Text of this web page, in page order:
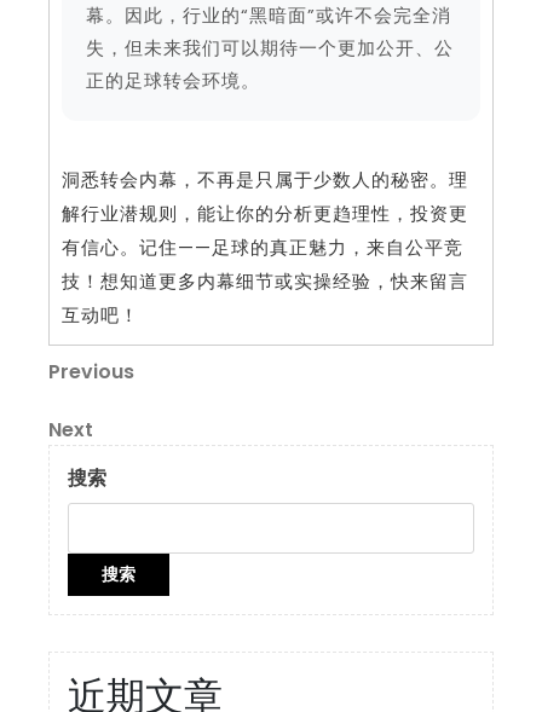
幕。因此，行业的“黑暗面”或许不会完全消
失，但未来我们可以期待一个更加公开、公
正的足球转会环境。
洞悉转会内幕，不再是只属于少数人的秘密。理
解行业潜规则，能让你的分析更趋理性，投资更
有信心。记住——足球的真正魅力，来自公平竞
技！想知道更多内幕细节或实操经验，快来留言
互动吧！
文
章
导
航
Previous
Previous
Next
Post
Next
搜索
搜索
近期文章